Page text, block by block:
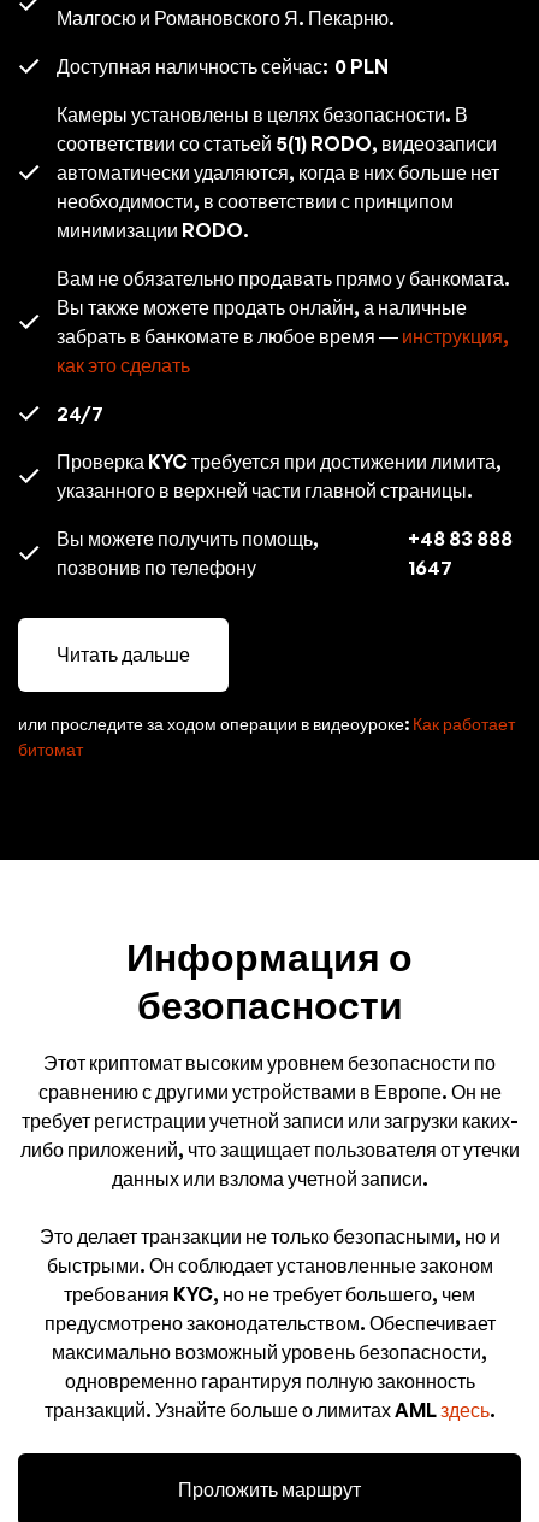
Малгосю и Романовского Я. Пекарню.
Доступная наличность сейчас: 0 PLN
Камеры установлены в целях безопасности. В
соответствии со статьей 5(1) RODO, видеозаписи
автоматически удаляются, когда в них больше нет
необходимости, в соответствии с принципом
минимизации RODO.
Вам не обязательно продавать прямо у банкомата.
Вы также можете продать онлайн, а наличные
забрать в банкомате в любое время — инструкция,
как это сделать
24/7
Проверка KYC требуется при достижении лимита,
указанного в верхней части главной страницы.
Вы можете получить помощь,
позвонив по телефону
+48 83 888
1647
Читать дальше
или проследите за ходом операции в видеоуроке: Как работает
битомат
Информация о
безопасности
Этот криптомат высоким уровнем безопасности по
сравнению с другими устройствами в Европе. Он не
требует регистрации учетной записи или загрузки каких-
либо приложений, что защищает пользователя от утечки
данных или взлома учетной записи.
Это делает транзакции не только безопасными, но и
быстрыми. Он соблюдает установленные законом
требования KYC, но не требует большего, чем
предусмотрено законодательством. Обеспечивает
максимально возможный уровень безопасности,
одновременно гарантируя полную законность
транзакций. Узнайте больше о лимитах AMLздесь.
Проложить маршрут